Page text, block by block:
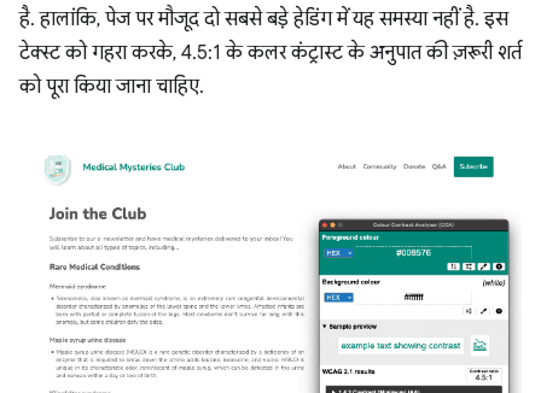
है. हालांकि, पेज पर मौजूद दो सबसे बड़े हेडिंग में यह समस्या नहीं है. इस
टेक्स्ट को गहरा करके, 4.5:1 के कलर कंट्रास्ट के अनुपात की ज़रूरी शर्त
को पूरा किया जाना चाहिए.